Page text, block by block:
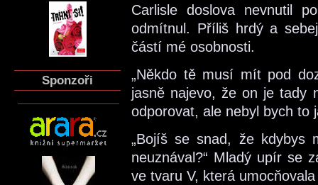
Sponzoři
Carlisle doslova nevnutil
odmítnul. Příliš hrdý a
částí mé osobnosti.
„Někdo tě musí mít pod
jasně najevo, že on je tady
odporovat, ale nebyl bych to
„Bojíš se snad, že kdybys
neuznával?“ Mladý upír se
ve tvaru V, která